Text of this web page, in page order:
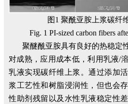
图1 聚酰亚胺上浆碳纤
Fig. 1 PI-sized carbon fibers
聚醚酰亚胺具有良好的热稳定
对成熟，应用成本低，利用乳液/
乳液实现碳纤维上浆。通过添加
浆工艺性和树脂浸润性，但也会
性助剂残留以及水性乳液稳定性